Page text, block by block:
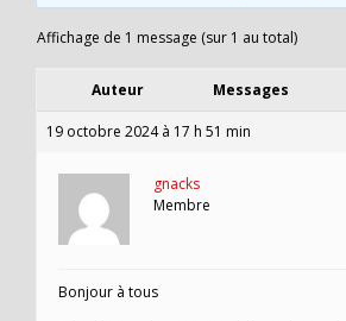
Affichage de 1 message (sur 1 au total)
Auteur Messages
19 octobre 2024 à 17 h 51 min
gnacks
Membre
Bonjour à tous